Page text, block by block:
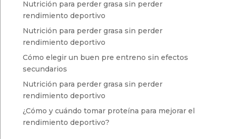
Nutrición para perder grasa sin perder
rendimiento deportivo
Nutrición para perder grasa sin perder
rendimiento deportivo
Cómo elegir un buen pre entreno sin efectos
secundarios
Nutrición para perder grasa sin perder
rendimiento deportivo
¿Cómo y cuándo tomar proteína para mejorar el
rendimiento deportivo?